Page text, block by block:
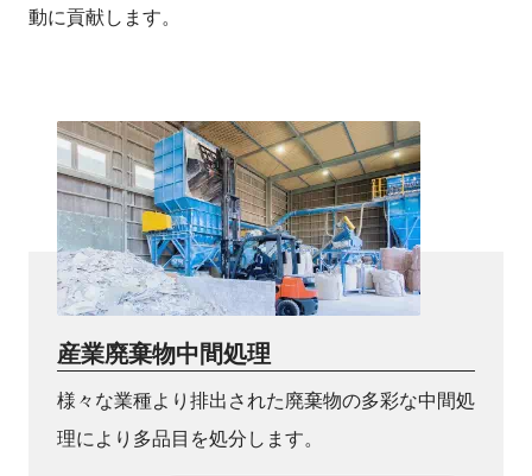
動に貢献します。
産業廃棄物中間処理
様々な業種より排出された廃棄物の多彩な中間処
理により多品目を処分します。